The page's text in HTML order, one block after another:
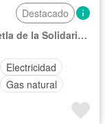
Destacado
Tercera San Bartolomé Matlalohcan, Tetla de la Solidaridad
Electricidad
Gas natural